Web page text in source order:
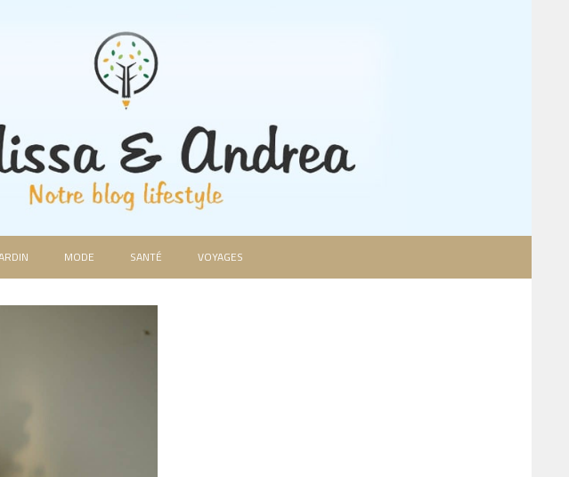
MODE SANTÉ VOYAGES